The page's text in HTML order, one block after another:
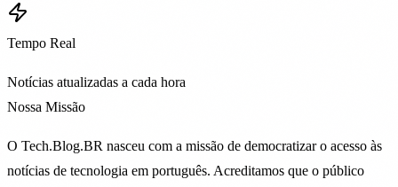
Tempo Real
Notícias atualizadas a cada hora
Nossa Missão
O Tech.Blog.BR nasceu com a missão de democratizar o acesso às
notícias de tecnologia em português. Acreditamos que o público